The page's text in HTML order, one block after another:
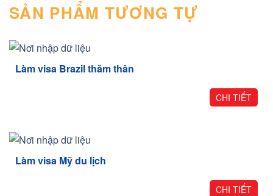
SẢN PHẨM TƯƠNG TỰ
Làm visa Brazil thăm thân
CHI TIẾT
Làm visa Mỹ du lịch
CHI TIẾT